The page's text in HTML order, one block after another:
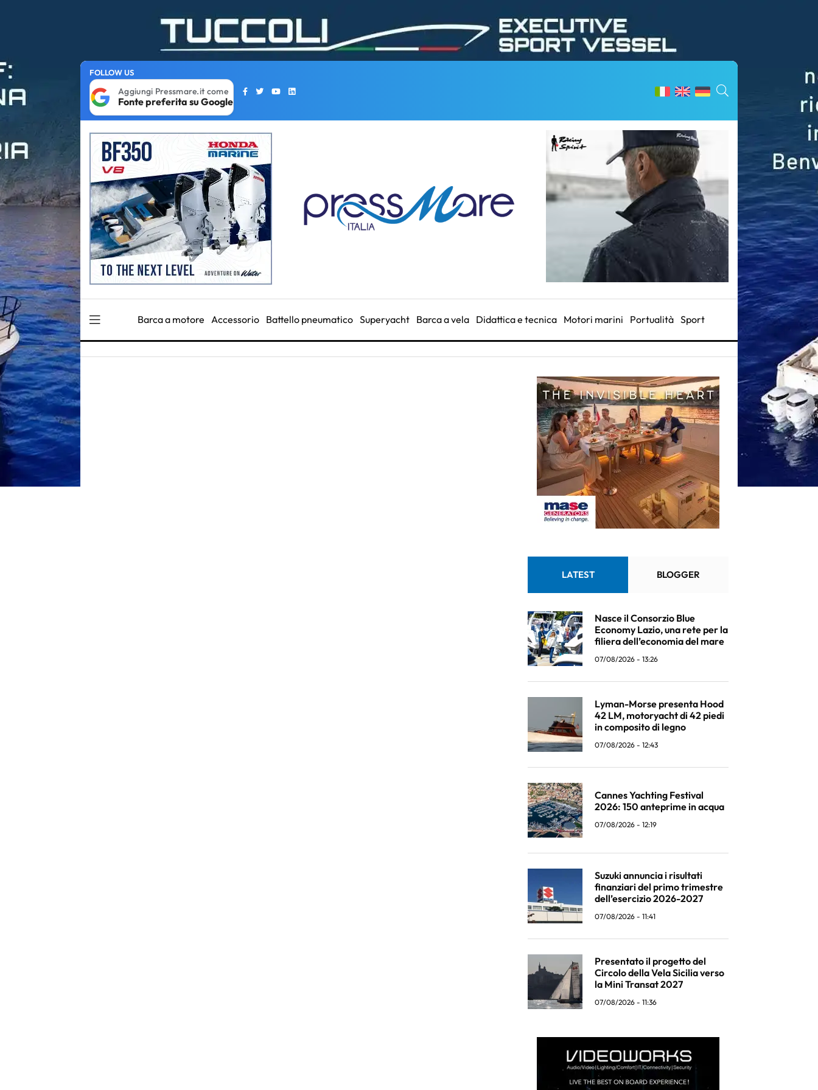
FOLLOW US
Aggiungi Pressmare.it come
Fonte preferita su Google
Barca a motore Accessorio Battello pneumatico Superyacht Barca a vela Didattica e tecnica Motori marini Portualità Sport
LATEST BLOGGER
Nasce il Consorzio Blue
Economy Lazio, una rete per la
filiera dell’economia del mare
07/08/2026 - 13:26
Lyman-Morse presenta Hood
42 LM, motoryacht di 42 piedi
in composito di legno
07/08/2026 - 12:43
Cannes Yachting Festival
2026: 150 anteprime in acqua
07/08/2026 - 12:19
Suzuki annuncia i risultati
finanziari del primo trimestre
dell’esercizio 2026-2027
07/08/2026 - 11:41
Presentato il progetto del
Circolo della Vela Sicilia verso
la Mini Transat 2027
07/08/2026 - 11:36